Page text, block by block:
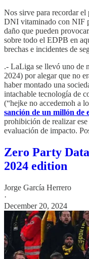
Nos sirve para recordar el
DNI vitaminado con NIF
daño que pueden
sobre todo el EDPB en
brechas e incidentes de
.- LaLiga se llevó uno de
2024) por alegar que no
haber montado una
intachable tecnología de
(“hejke no accedemoh a
sanción de un millón de
prohibición de realizar
evaluación de impacto.
Zero Party
2024 edition
Jorge García Herrero
·
December 20, 2024